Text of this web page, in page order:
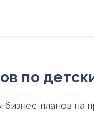
по
планов на